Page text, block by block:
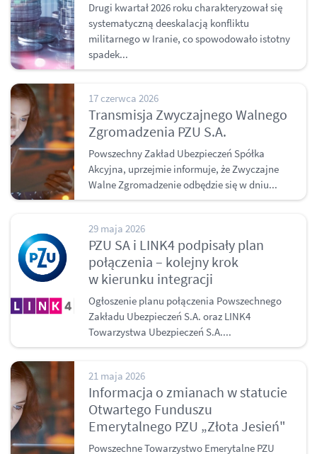
Drugi kwartał 2026 roku charakteryzował się
systematyczną deeskalacją konfliktu
militarnego w Iranie, co spowodowało istotny
spadek...
17 czerwca 2026
Transmisja Zwyczajnego Walnego
Zgromadzenia PZU S.A.
Powszechny Zakład Ubezpieczeń Spółka
Akcyjna, uprzejmie informuje, że Zwyczajne
Walne Zgromadzenie odbędzie się w dniu...
29 maja 2026
PZU SA i LINK4 podpisały plan
połączenia – kolejny krok
w kierunku integracji
Ogłoszenie planu połączenia Powszechnego
Zakładu Ubezpieczeń S.A. oraz LINK4
Towarzystwa Ubezpieczeń S.A....
21 maja 2026
Informacja o zmianach w statucie
Otwartego Funduszu
Emerytalnego PZU „Złota Jesień"
Powszechne Towarzystwo Emerytalne PZU